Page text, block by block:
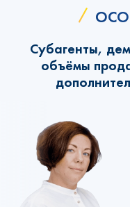
Субагенты,
объёмы